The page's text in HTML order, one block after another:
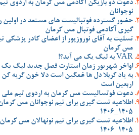
دعوت دو بازیکن آکادمی مس کرمان به اردوی
نوجوانان
حضور گسترده فوتبالیست های مستعد در اولین
گیری آکادمی فوتبال مس کرمان
تسلیت به آقای نوروزپور از اعضای کادر پزشکی
مس کرمان
VAR به لیگ یک می آید؟!
اواخر شهریور زمان استارت فصل جدید لیگ یک
به یاد کربلا دل ها غمگین است دلا خون گریه
اربعین است
دعوت فوتسالیست مس کرمان به اردوی تیم ملی
اطلاعیه تست گیری برای تیم نوجوانان مس
1405_1406
اطلاعیه تست گیری برای تیم نونهالان مس
1405-1406